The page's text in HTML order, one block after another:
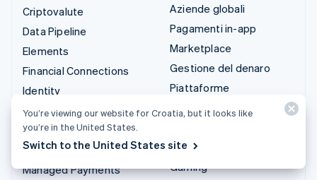
Criptovalute
Data Pipeline
Elements
Financial Connections
Identity
Invoicing
Issuing
Link
Managed Payments
Aziende globali
Pagamenti in-app
Marketplace
Gestione del denaro
Piattaforme
SaaS
Creator economy
Gaming
You’re viewing our website for Croatia, but it looks like
you’re in the United States.
Switch to the United States site